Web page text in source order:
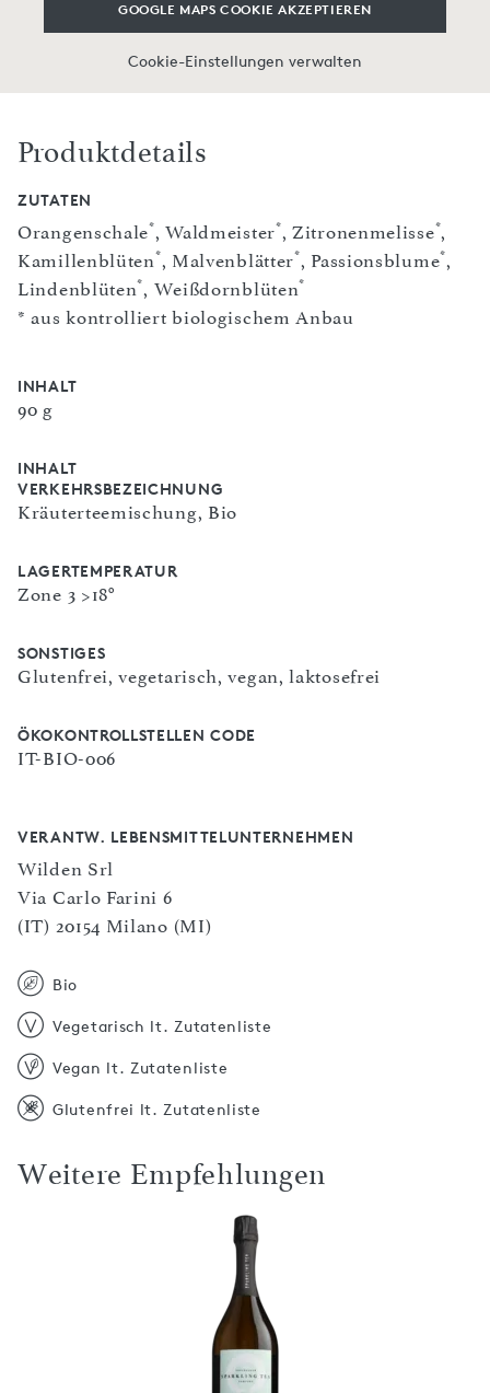
GOOGLE MAPS COOKIE AKZEPTIEREN
Cookie-Einstellungen verwalten
Produktdetails
ZUTATEN
Orangenschale*, Waldmeister*, Zitronenmelisse*,
Kamillenblüten*, Malvenblätter*, Passionsblume*,
Lindenblüten*, Weißdornblüten*
* aus kontrolliert biologischem Anbau
INHALT
90 g
INHALT
VERKEHRSBEZEICHNUNG
Kräuterteemischung, Bio
LAGERTEMPERATUR
Zone 3 >18°
SONSTIGES
Glutenfrei, vegetarisch, vegan, laktosefrei
ÖKOKONTROLLSTELLEN CODE
IT-BIO-006
VERANTW. LEBENSMITTELUNTERNEHMEN
Wilden Srl
Via Carlo Farini 6
(IT) 20154 Milano (MI)
Bio
Vegetarisch lt. Zutatenliste
Vegan lt. Zutatenliste
Glutenfrei lt. Zutatenliste
Weitere Empfehlungen